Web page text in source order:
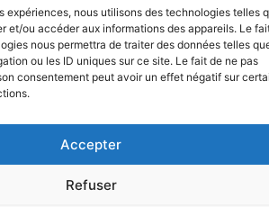
expériences, nous utilisons des technologies telles
et/ou accéder aux informations des appareils. Le
nous permettra de traiter des données telles
ou les ID uniques sur ce site. Le fait de ne pas
consentement peut avoir un effet négatif sur
Accepter
Refuser
l'association TOROFIESTA